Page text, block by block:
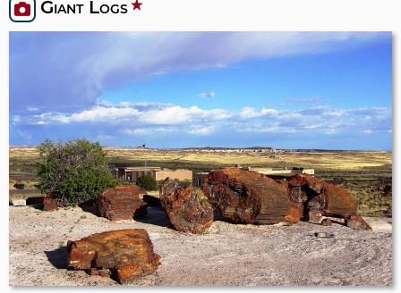
Giant Logs